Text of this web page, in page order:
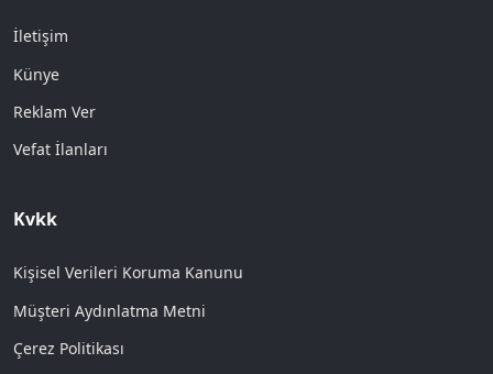
İletişim
Künye
Reklam Ver
Vefat İlanları
Kvkk
Kişisel Verileri Koruma Kanunu
Müşteri Aydınlatma Metni
Çerez Politikası